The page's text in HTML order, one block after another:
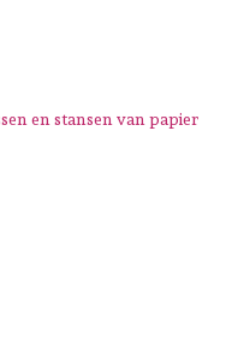
en stansen van papier